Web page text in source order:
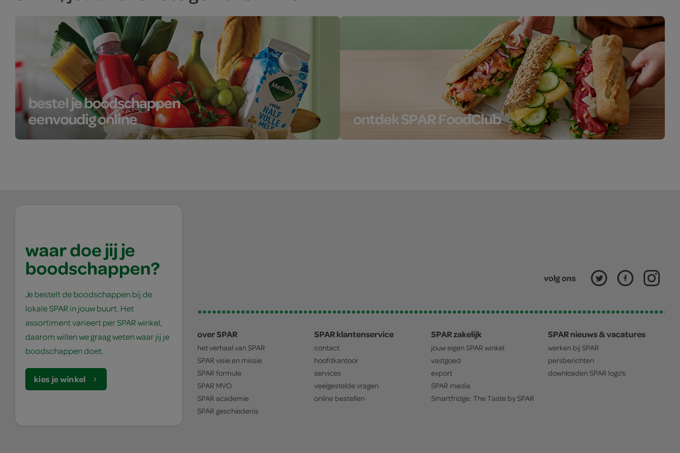
bestel je boodschappen
eenvoudig online
ontdek SPAR FoodClub
waar doe jij je
boodschappen?
Je bestelt de boodschappen bij de
lokale SPAR in jouw buurt. Het
assortiment varieert per SPAR winkel,
daarom willen we graag weten waar jij je
boodschappen doet.
kies je winkel
volg ons
over SPAR
het verhaal van SPAR
SPAR visie en missie
SPAR formule
SPAR MVO
SPAR academie
SPAR geschiedenis
SPAR klantenservice
contact
hoofdkantoor
services
veelgestelde vragen
online bestellen
SPAR zakelijk
jouw eigen SPAR winkel
vastgoed
export
SPAR media
Smartfridge: The Taste bySPAR
SPAR nieuws & vacatures
werken bij SPAR
persberichten
downloaden SPAR logo's